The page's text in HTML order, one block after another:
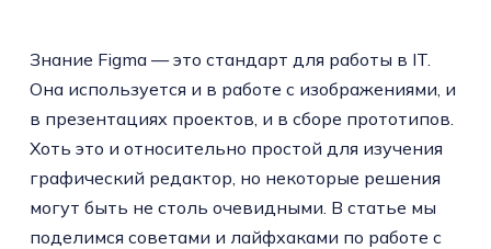
Знание Figma — это стандарт для работы в IT.
Она используется и в работе с изображениями, и
в презентациях проектов, и в сборе прототипов.
Хоть это и относительно простой для изучения
графический редактор, но некоторые решения
могут быть не столь очевидными. В статье мы
поделимся советами и лайфхаками по работе с